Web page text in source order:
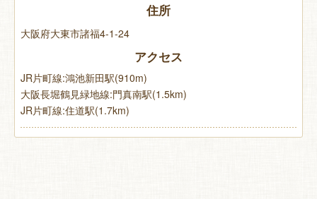
住所
大阪府大東市諸福4-1-24
アクセス
JR片町線:鴻池新田駅(910m)
大阪長堀鶴見緑地線:門真南駅(1.5km)
JR片町線:住道駅(1.7km)